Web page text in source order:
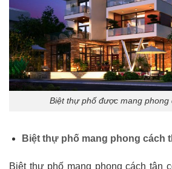
Biệt thự phố được mang phong
Biệt thự phố mang phong cách
Biệt thự phố mang phong cách tân